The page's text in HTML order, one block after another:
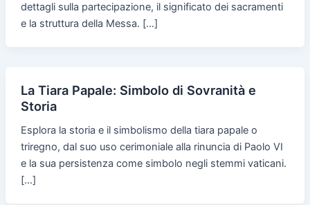
dettagli sulla partecipazione, il significato dei sacramenti
e la struttura della Messa. […]
La Tiara Papale: Simbolo di Sovranità e
Storia
Esplora la storia e il simbolismo della tiara papale o
triregno, dal suo uso cerimoniale alla rinuncia di Paolo VI
e la sua persistenza come simbolo negli stemmi vaticani.
[…]